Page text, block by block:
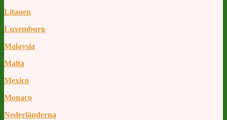
Litauen
Luxemburg
Malaysia
Malta
Mexico
Monaco
Nederländerna